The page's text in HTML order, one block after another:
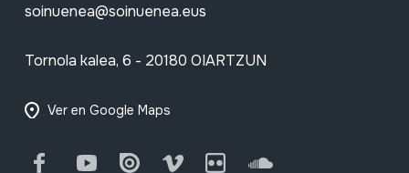
soinuenea@soinuenea.eus
Tornola kalea, 6 - 20180 OIARTZUN
Ver en Google Maps
FacebookYoutube Issuu Vimeo Flickr SoundCloud